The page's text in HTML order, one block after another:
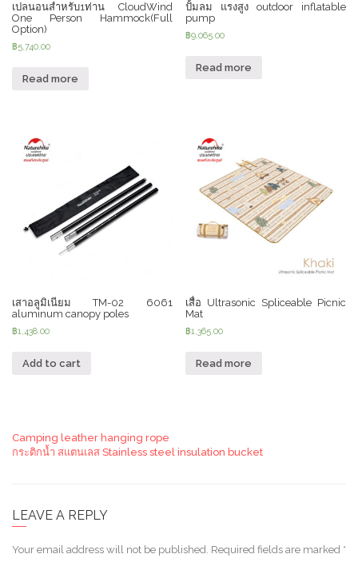
เปลนอนสำหรับ1ท่าน CloudWind
One Person Hammock(Full
Option)
฿5,740.00
Read more
ปั้มลม แรงสูง outdoor inflatable
pump
฿9,065.00
Read more
เสาอลูมิเนียม TM-02 6061
aluminum canopy poles
฿1,438.00
Add to cart
เสื่อ Ultrasonic Spliceable Picnic
Mat
฿1,365.00
Read more
Camping leather hanging rope
กระติกน้ำ สแตนเลส Stainless steel insulation bucket
LEAVE A REPLY
Your email address will not be published. Required fields are marked *